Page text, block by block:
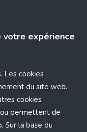
votre expérience
Les cookies
du site web.
cookies
permettent de
Sur la base du
occurred (see the